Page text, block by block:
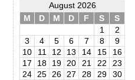
August 2026
M
D M D F S
S
1
2
3
4 5 6 7 8
9
10
11 12 13 14 15
16
17
18 19 20 21 22
23
24
25 26 27 28 29
30